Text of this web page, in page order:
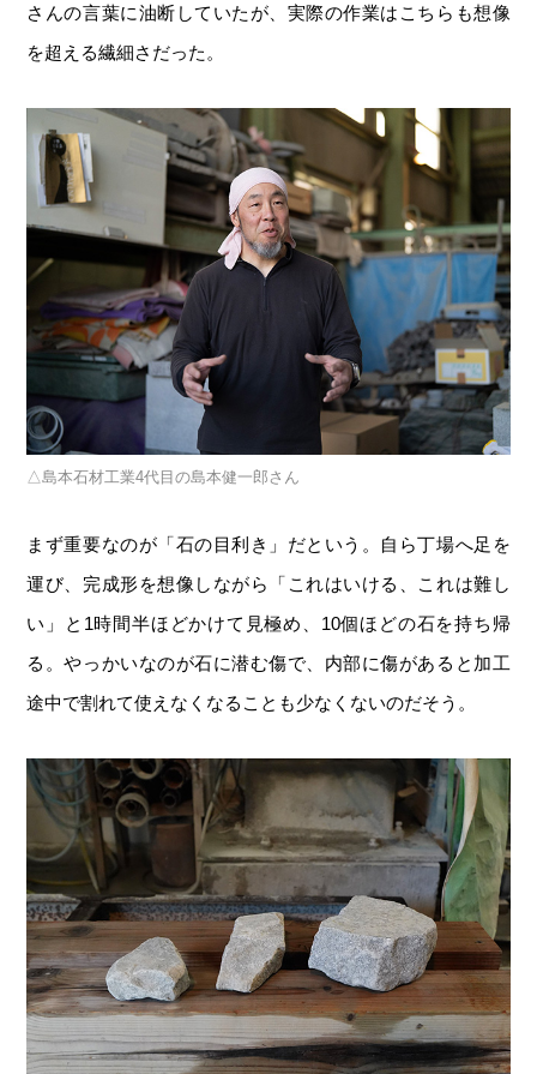
さんの言葉に油断していたが、実際の作業はこちらも想像
を超える繊細さだった。
島本石材工業4代目の島本健一郎さん
まず重要なのが「石の目利き」だという。自ら丁場へ足を
運び、完成形を想像しながら「これはいける、これは難し
い」と1時間半ほどかけて見極め、10個ほどの石を持ち帰
る。やっかいなのが石に潜む傷で、内部に傷があると加工
途中で割れて使えなくなることも少なくないのだそう。